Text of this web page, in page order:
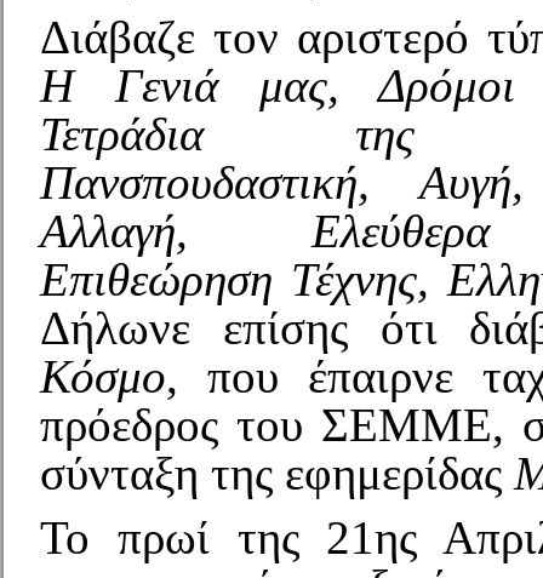
Διάβαζε τον αριστερό
Η Γενιά μας, Δρόμοι
Τετράδια της
Πανσπουδαστική,
Αλλαγή, Ελεύθερα
Επιθεώρηση Τέχνης,
Δήλωνε επίσης ότι
Κόσμο, που έπαιρνε
πρόεδρος του ΣΕΜΜΕ,
σύνταξη της εφημερίδας
Το πρωί της 21ης